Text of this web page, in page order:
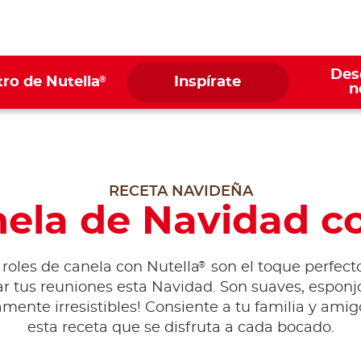
de Nutella® Inspírate
RECETA NAVIDEÑA
de Navidad
roles de canela con Nutella®
son el toque
tus reuniones esta Navidad. Son suaves,
irresistibles! Consiente a tu familia y
esta receta que se disfruta a cada bocado.